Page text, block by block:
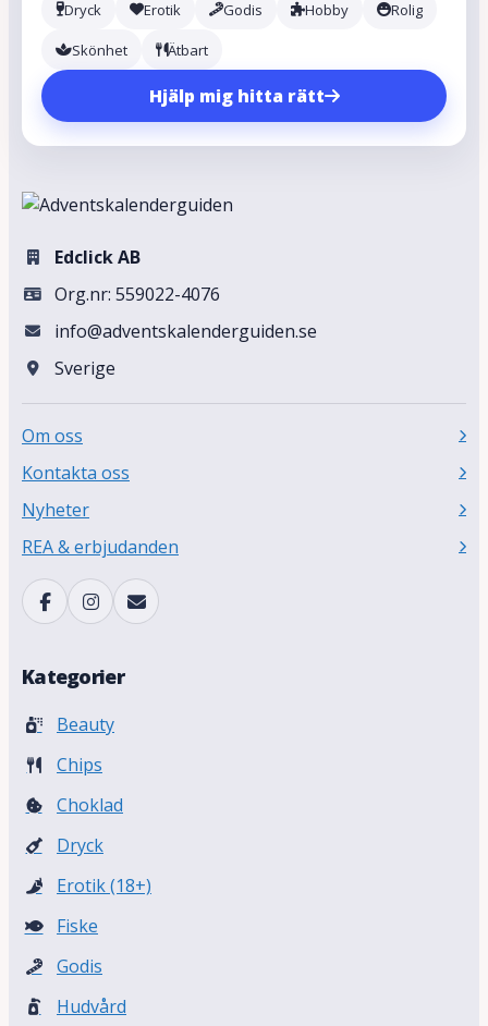
Dryck Erotik Godis Hobby Rolig
Skönhet Ätbart
Hjälp mig hitta rätt
Edclick AB
Org.nr: 559022-4076
info@adventskalenderguiden.se
Sverige
Om oss
Kontakta oss
Nyheter
REA & erbjudanden
Kategorier
Beauty
Chips
Choklad
Dryck
Erotik (18+)
Fiske
Godis
Hudvård